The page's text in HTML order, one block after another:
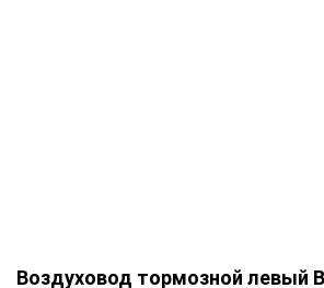
Воздуховод тормозной левый